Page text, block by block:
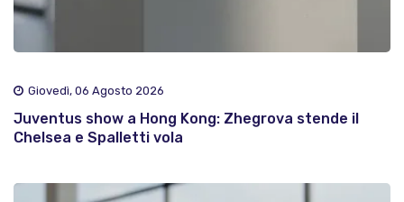
Giovedì, 06 Agosto 2026
Juventus show a Hong Kong: Zhegrova stende il
Chelsea e Spalletti vola